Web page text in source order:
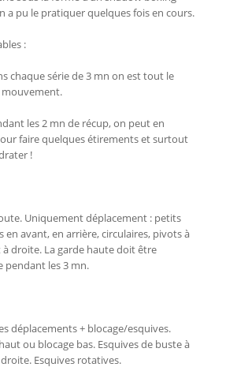
a pu le pratiquer quelques fois en cours.
:
série de 3 mn on est tout le
les 2 mn de récup, on peut en
faire quelques étirements et surtout
!
Uniquement déplacement : petits
en avant, en arrière, circulaires, pivots à
à droite. La garde haute doit être
pendant les 3 mn.
déplacements + blocage/esquives.
ou blocage bas. Esquives de buste à
Esquives rotatives.